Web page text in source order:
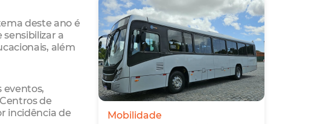
deste ano é
a
além
eventos,
de
incidência de
Mobilidade